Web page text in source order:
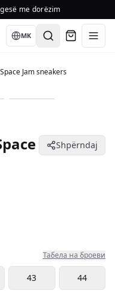
me dorëzim
Language
MK
Jam sneakers
Shpërndaj
Табела на броеви
43 44